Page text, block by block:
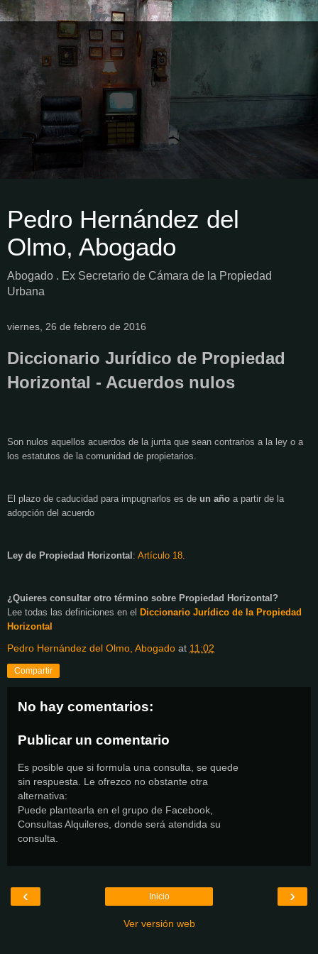
Pedro Hernández del
Olmo, Abogado
Abogado . Ex Secretario de Cámara de la Propiedad
Urbana
viernes, 26 de febrero de 2016
Diccionario Jurídico de Propiedad
Horizontal - Acuerdos nulos
Son nulos aquellos acuerdos de la junta que sean contrarios a la ley o a
los estatutos de la comunidad de propietarios.
El plazo de caducidad para impugnarlos es de un año a partir de la
adopción del acuerdo
Ley de Propiedad Horizontal : Artículo 18.
¿Quieres consultar otro término sobre Propiedad Horizontal?
Lee todas las definiciones en el Diccionario Jurídico de la Propiedad
Horizontal
Pedro Hernández del Olmo, Abogado at 11:02
Compartir
No hay comentarios:
Publicar un comentario
Es posible que si formula una consulta, se quede
sin respuesta. Le ofrezco no obstante otra
alternativa:
Puede plantearla en el grupo de Facebook,
Consultas Alquileres, donde será atendida su
consulta.
‹ ›
Inicio
Ver versión web